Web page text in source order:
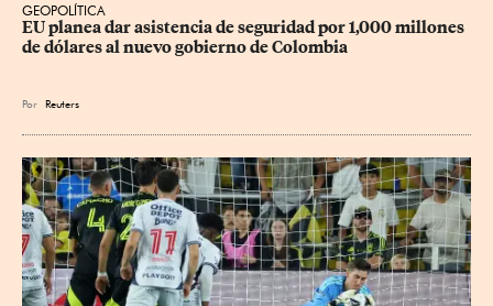
GEOPOLÍTICA
EU planea dar asistencia de seguridad por 1,000 millones
de dólares al nuevo gobierno de Colombia
Por Reuters